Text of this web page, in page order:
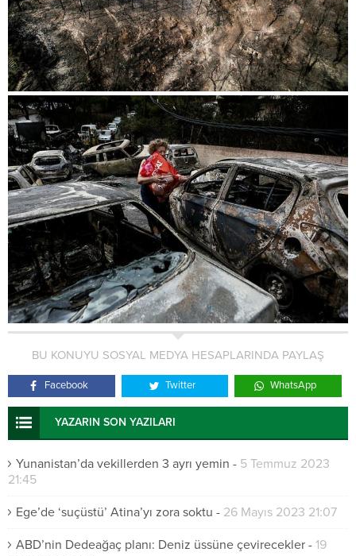
BU KONUYU SOSYAL MEDYA HESAPLARINDA PAYLAŞ
Facebook Twitter WhatsApp
YAZARIN SON YAZILARI
Yunanistan’da vekillerden 3 ayrı yemin - 5 Temmuz 2023
21:45
Ege’de ‘suçüstü’ Atina’yı zora soktu - 26 Mayıs 2023 21:07
ABD’nin Dedeağaç planı: Deniz üssüne çevirecekler - 19